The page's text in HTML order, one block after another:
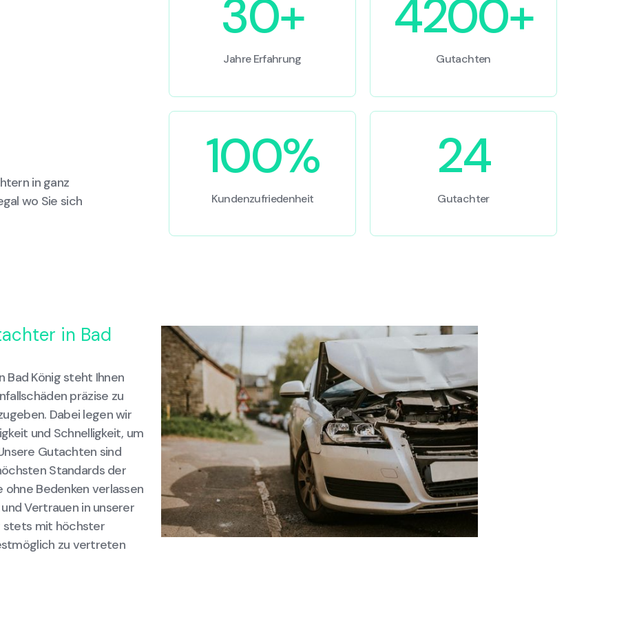
in ganz
wo Sie sich
30+
Jahre Erfahrung
4200+
Gutachten
100%
Kundenzufriedenheit
24
Gutachter
in Bad
Bad König steht Ihnen
präzise zu
Dabei legen wir
und Schnelligkeit, um
Gutachten sind
Standards der
ohne Bedenken verlassen
Vertrauen in unserer
stets mit höchster
zu vertreten